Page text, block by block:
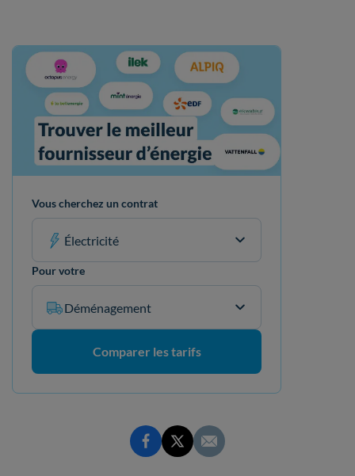
Vous cherchez un contrat
Électricité
Pour votre
Déménagement
Comparer les tarifs